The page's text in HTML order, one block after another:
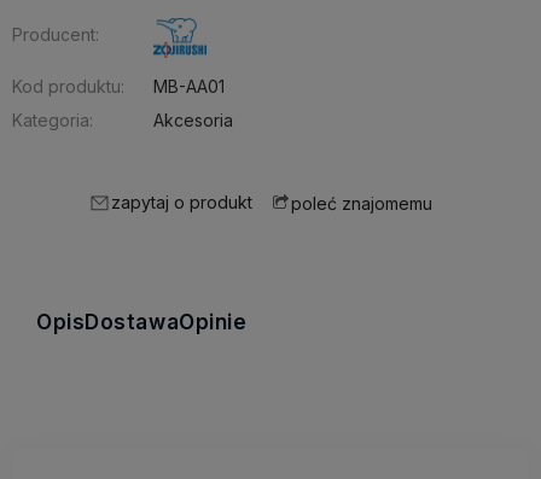
Producent:
Kod produktu:
MB-AA01
Kategoria:
Akcesoria
zapytaj o produkt poleć znajomemu
Opis DostawaOpinie